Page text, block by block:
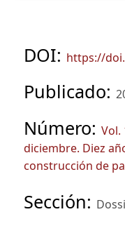
DOI: https://
Publicado:
Número: Vol.
diciembre. Diez
construcción de
Sección: